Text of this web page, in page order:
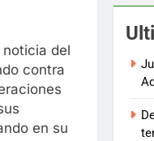
del
contra
en su